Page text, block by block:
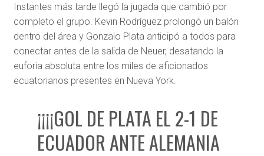
Instantes más tarde llegó la jugada que cambió por
completo el grupo. Kevin Rodríguez prolongó un balón
dentro del área y Gonzalo Plata anticipó a todos para
conectar antes de la salida de Neuer, desatando la
euforia absoluta entre los miles de aficionados
ecuatorianos presentes en Nueva York.
¡¡¡¡GOL DE PLATA EL 2-1 DE
ECUADOR ANTE ALEMANIA